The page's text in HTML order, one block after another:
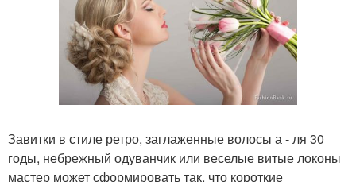
Завитки в стиле ретро, заглаженные волосы а - ля 30
годы, небрежный одуванчик или веселые витые локоны
мастер может сформировать так, что короткие